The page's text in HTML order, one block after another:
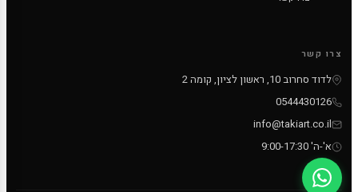
צרו קשר
לדוד סחרוב 10, ראשון לציון, קומה 2
0544430126
info@takiart.co.il
א'-ה' 9:00-17:30